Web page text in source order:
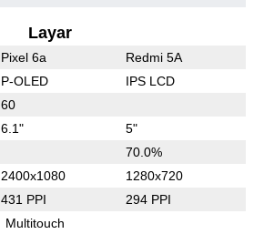
Layar
Pixel 6a Redmi 5A
P-OLED IPS LCD
60
6.1" 5"
70.0%
2400x1080 1280x720
431 PPI
294 PPI
Multitouch